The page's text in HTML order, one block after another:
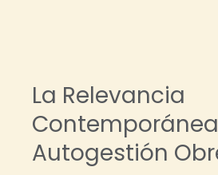
La Relevancia
Autogestión